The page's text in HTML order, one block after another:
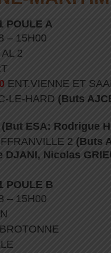
POULE A
– 15H00
2
ENT.VIENNE ET
LE-HARD (Buts
(But ESA: Rodrigue
2 (Buts
DJANI, Nicolas
POULE B
– 15H00